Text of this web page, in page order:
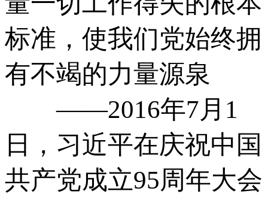
标准，使我们党始终拥
有不竭的力量源泉
——2016年7月1
日，习近平在庆祝中国
共产党成立95周年大会